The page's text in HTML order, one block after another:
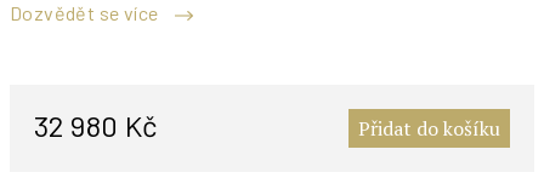
Dozvědět se více
32 980 Kč Přidat do košíku